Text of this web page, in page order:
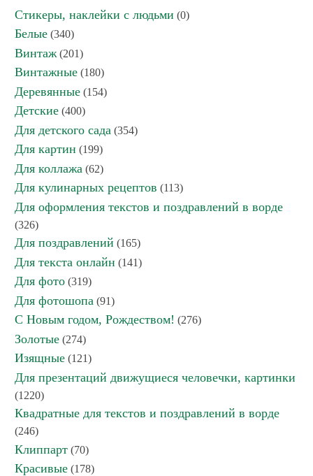
Стикеры, наклейки с людьми (0)
Белые (340)
Винтаж (201)
Винтажные (180)
Деревянные (154)
Детские (400)
Для детского сада (354)
Для картин (199)
Для коллажа (62)
Для кулинарных рецептов (113)
Для оформления текстов и поздравлений в ворде
(326)
Для поздравлений (165)
Для текста онлайн (141)
Для фото (319)
Для фотошопа (91)
С Новым годом, Рождеством! (276)
Золотые (274)
Изящные (121)
Для презентаций движущиеся человечки, картинки
(1220)
Квадратные для текстов и поздравлений в ворде
(246)
Клиппарт (70)
Красивые (178)